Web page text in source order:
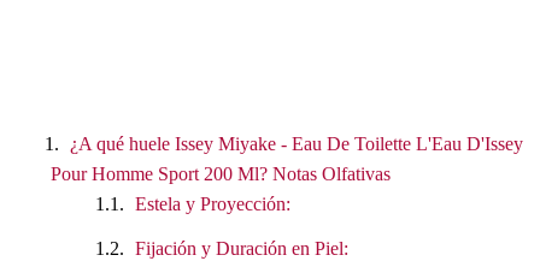
¿A qué huele Issey Miyake - Eau De Toilette L'Eau D'Issey
Pour Homme Sport 200 Ml? Notas Olfativas
Estela y Proyección:
Fijación y Duración en Piel: